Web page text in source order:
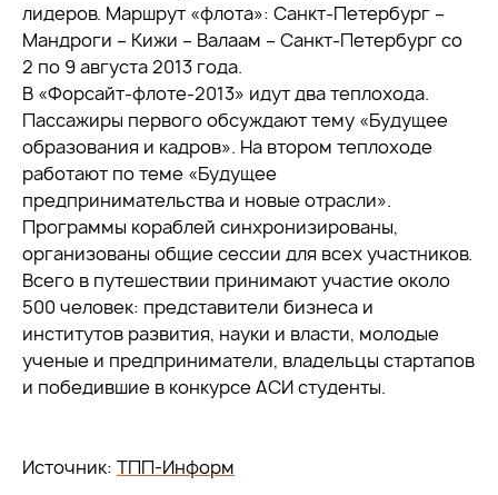
лидеров. Маршрут «флота»: Санкт-Петербург –
Мандроги – Кижи – Валаам – Санкт-Петербург со
2 по 9 августа 2013 года.
В «Форсайт-флоте-2013» идут два теплохода.
Пассажиры первого обсуждают тему «Будущее
образования и кадров». На втором теплоходе
работают по теме «Будущее
предпринимательства и новые отрасли».
Программы кораблей синхронизированы,
организованы общие сессии для всех участников.
Всего в путешествии принимают участие около
500 человек: представители бизнеса и
институтов развития, науки и власти, молодые
ученые и предприниматели, владельцы стартапов
и победившие в конкурсе АСИ студенты.
Источник: ТПП-Информ